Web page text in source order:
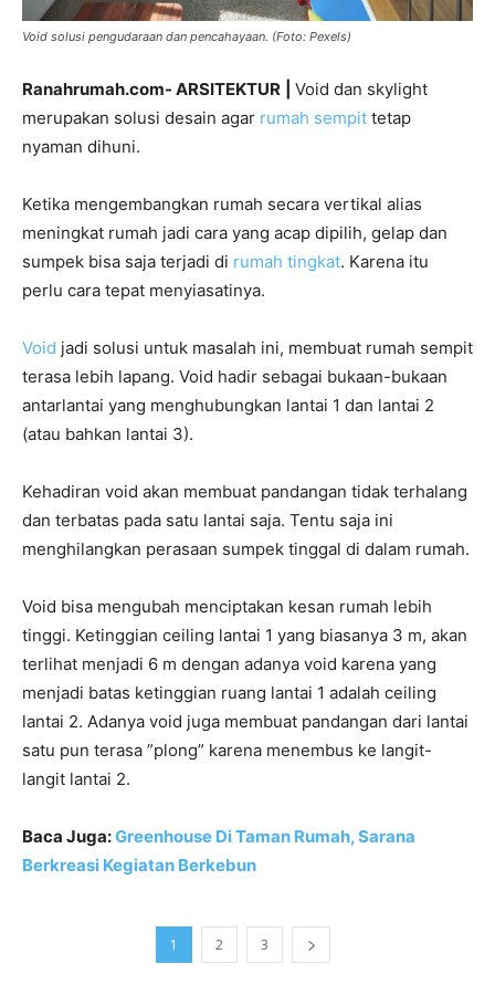
Void solusi pengudaraan dan pencahayaan. (Foto: Pexels)
Ranahrumah.com- ARSITEKTUR
Void dan skylight
merupakan solusi desain agar rumah sempit tetap
nyaman dihuni.
Ketika mengembangkan rumah secara vertikal alias
meningkat rumah jadi cara yang acap dipilih, gelap dan
sumpek bisa saja terjadi di rumah tingkat. Karena itu
perlu cara tepat menyiasatinya.
Void jadi solusi untuk masalah ini, membuat rumah sempit
terasa lebih lapang. Void hadir sebagai bukaan-bukaan
antarlantai yang menghubungkan lantai 1 dan lantai 2
(atau bahkan lantai 3).
Kehadiran void akan membuat pandangan tidak terhalang
dan terbatas pada satu lantai saja. Tentu saja ini
menghilangkan perasaan sumpek tinggal di dalam rumah.
Void bisa mengubah menciptakan kesan rumah lebih
tinggi. Ketinggian ceiling lantai 1 yang biasanya 3 m, akan
terlihat menjadi 6 m dengan adanya void karena yang
menjadi batas ketinggian ruang lantai 1 adalah ceiling
lantai 2. Adanya void juga membuat pandangan dari lantai
satu pun terasa ”plong” karena menembus ke langit-
langit lantai 2.
Baca Juga:Greenhouse Di Taman Rumah, Sarana
Berkreasi Kegiatan Berkebun
1 2 3